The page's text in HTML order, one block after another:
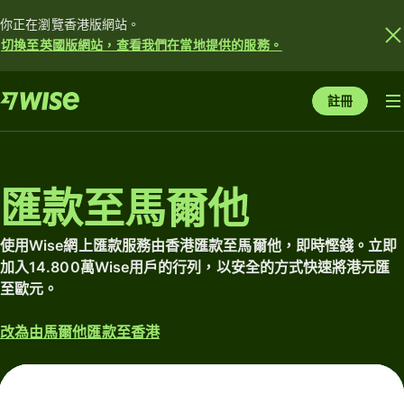
你正在瀏覽香港版網站。
切換至英國版網站，查看我們在當地提供的服務。
註冊
匯款至馬爾他
使用Wise網上匯款服務由香港匯款至馬爾他，即時慳錢。立即
加入14.800萬Wise用戶的行列，以安全的方式快速將港元匯
至歐元。
改為由馬爾他匯款至香港